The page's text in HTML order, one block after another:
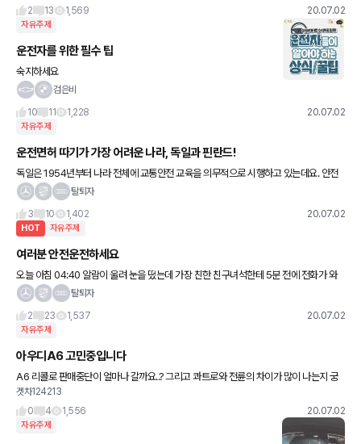
2
13 1,569 20.07.02
자유주제
운전자를 위한 필수 팁
숙지하세요
검은비
10
11 1,228 20.07.02
자유주제
운전면허 따기가 가장 어려운 나라, 독일과 핀란드!
독일은 1954년부터 나라 전체에 교통안전 교육을 의무적으로 시행하고 있는데요. 안전
에 대한 국민의식이 높은 만큼 면허 취득이 가장 어렵기로 유명합니다. 운전면허시험은 학
탈퇴자
3
10 1,402 20.07.02
HOT 자유주제
여러분 안전운전하세요
오늘 아침 04:40 알람이 울려 눈을 떴는데 가장 친한 친구녀석한테 5분 전에 전화가 와
있더군요 (아이폰 수면모드라 자동으로 안받아져서 몰랏음) 인나서 양치하러 가며 전화했
탈퇴자
2
23 1,537 20.07.02
자유주제
아우디A6 고민중입니다
A6 리콜로 판매중단이 얼마나 갈까요..? 그리고 콰트로와 전륜의 차이가 많이 나는지 궁
금하네요
겟차124213
0
4 1,556 20.07.02
자유주제